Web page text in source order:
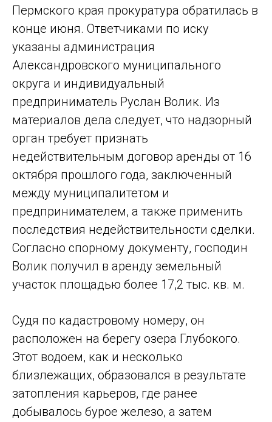
Пермского края прокуратура обратилась в
конце июня. Ответчиками по иску
указаны администрация
Александровского муниципального
округа и индивидуальный
предприниматель Руслан Волик. Из
материалов дела следует, что надзорный
орган требует признать
недействительным договор аренды от 16
октября прошлого года, заключенный
между муниципалитетом и
предпринимателем, а также применить
последствия недействительности сделки.
Согласно спорному документу, господин
Волик получил в аренду земельный
участок площадью более 17,2 тыс. кв. м.
Судя по кадастровому номеру, он
расположен на берегу озера Глубокого.
Этот водоем, как и несколько
близлежащих, образовался в результате
затопления карьеров, где ранее
добывалось бурое железо, а затем